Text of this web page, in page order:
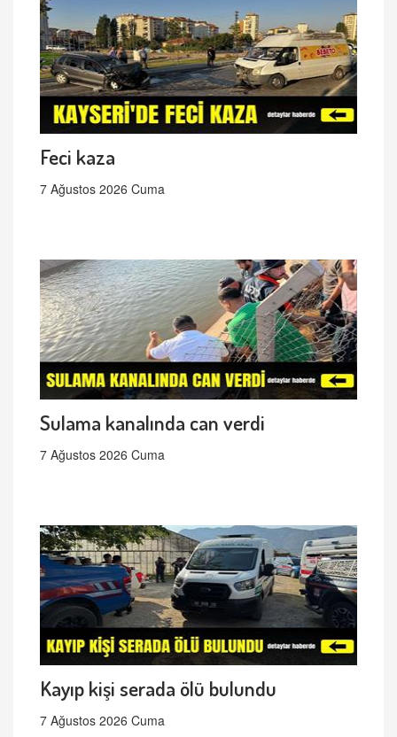
Feci kaza
7 Ağustos 2026 Cuma
Sulama kanalında can verdi
7 Ağustos 2026 Cuma
Kayıp kişi serada ölü bulundu
7 Ağustos 2026 Cuma